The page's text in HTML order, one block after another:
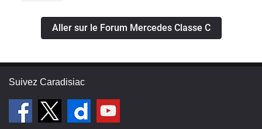
Aller sur le Forum Mercedes Classe C
Suivez Caradisiac